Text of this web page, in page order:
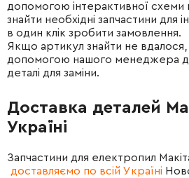
допомогою інтерактивної схеми
знайти необхідні запчастини для
в один клік зробити замовлення.
Якщо артикул знайти не
допомогою нашого менеджера
деталі для заміни.
Доставка деталей
Україні
Запчастини для електропил
доставляємо по всій Україні